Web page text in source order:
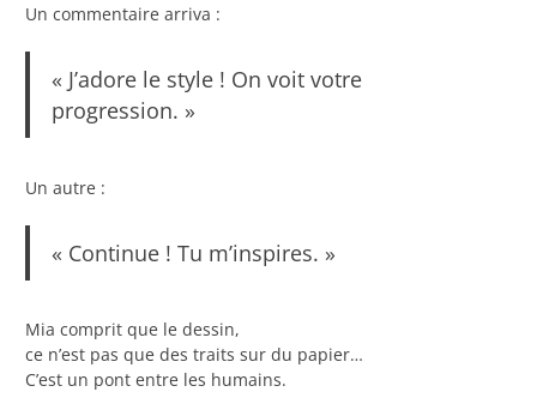
Un commentaire arriva :
« J’adore le style ! On voit votre
progression. »
Un autre :
« Continue ! Tu m’inspires. »
Mia comprit que le dessin,
ce n’est pas que des traits sur du papier…
C’est un pont entre les humains.